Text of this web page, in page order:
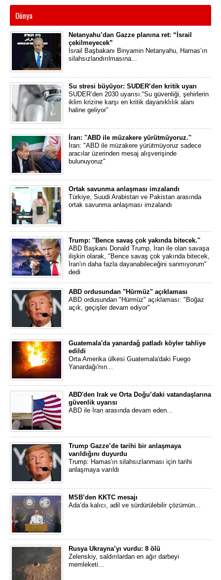
Dünya
Netanyahu’dan Gazze planına ret: “İsrail
çekilmeyecek”
İsrail Başbakanı Binyamin Netanyahu, Hamas’ın
silahsızlandırılmasına...
Su stresi büyüyor: SUDER’den kritik uyarı
SUDER’den 2030 uyarısı:“Su güvenliği, şehirlerin
iklim krizine karşı en kritik dayanıklılık alanı
haline geliyor”
İran: ''ABD ile müzakere yürütmüyoruz.''
İran: "ABD ile müzakere yürütmüyoruz sadece
aracılar üzerinden mesaj alışverişinde
bulunuyoruz"
Ortak savunma anlaşması imzalandı
Türkiye, Suudi Arabistan ve Pakistan arasında
ortak savunma anlaşması imzalandı
Trump: ''Bence savaş çok yakında bitecek.''
ABD Başkanı Donald Trump, İran ile olan savaşa
ilişkin olarak, "Bence savaş çok yakında bitecek,
İran'ın daha fazla dayanabileceğini sanmıyorum"
dedi
ABD ordusundan "Hürmüz" açıklaması
ABD ordusundan "Hürmüz" açıklaması: "Boğaz
açık, geçişler devam ediyor"
Guatemala'da yanardağ patladı köyler tahliye
edildi
Orta Amerika ülkesi Guatemala'daki Fuego
Yanardağı'nın...
ABD'den Irak ve Orta Doğu’daki vatandaşlarına
güvenlik uyarısı
ABD ile İran arasında devam eden...
Trump Gazze’de tarihi bir anlaşmaya
varıldığını duyurdu
Trump: Hamas'ın silahsızlanması için tarihi
anlaşmaya varıldı
MSB’den KKTC mesajı
Ada’da kalıcı, adil ve sürdürülebilir çözümün...
Rusya Ukrayna’yı vurdu: 8 ölü
Zelenskiy, saldırılardan en ağır darbeyi
memleketi...